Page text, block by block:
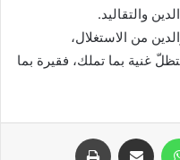
والتقاليد.
من الاستغلال،
غنية بما تملك، فقيرة بما
واتساب مشاركة عبر البريد